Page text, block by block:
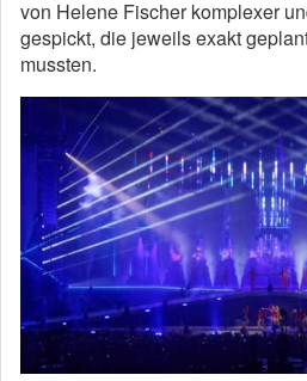
von Helene Fischer komplexer
gespickt, die jeweils exakt
mussten.